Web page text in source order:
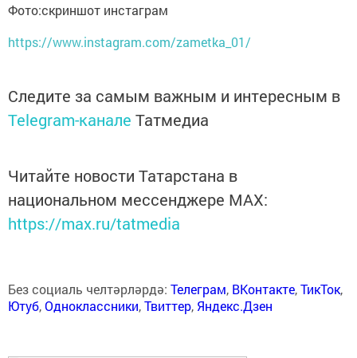
Фото:скриншот инстаграм
https://www.instagram.com/zametka_01/
Следите за самым важным и интересным в
Telegram-канале Татмедиа
Читайте новости Татарстана в
национальном мессенджере MАХ:
https://max.ru/tatmedia
Без социаль челтәрләрдә: Телеграм, ВКонтакте,ТикТок,
Ютуб,Одноклассники,Твиттер, Яндекс.Дзен